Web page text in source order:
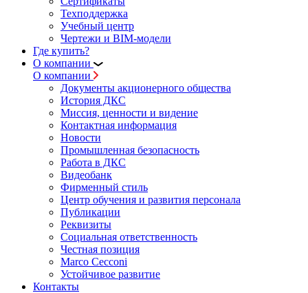
Техподдержка
Учебный центр
Чертежи и BIM-модели
Где купить?
О компании
О компании
Документы акционерного общества
История ДКС
Миссия, ценности и видение
Контактная информация
Новости
Промышленная безопасность
Работа в ДКС
Видеобанк
Фирменный стиль
Центр обучения и развития персонала
Публикации
Реквизиты
Социальная ответственность
Честная позиция
Marco Cecconi
Устойчивое развитие
Контакты